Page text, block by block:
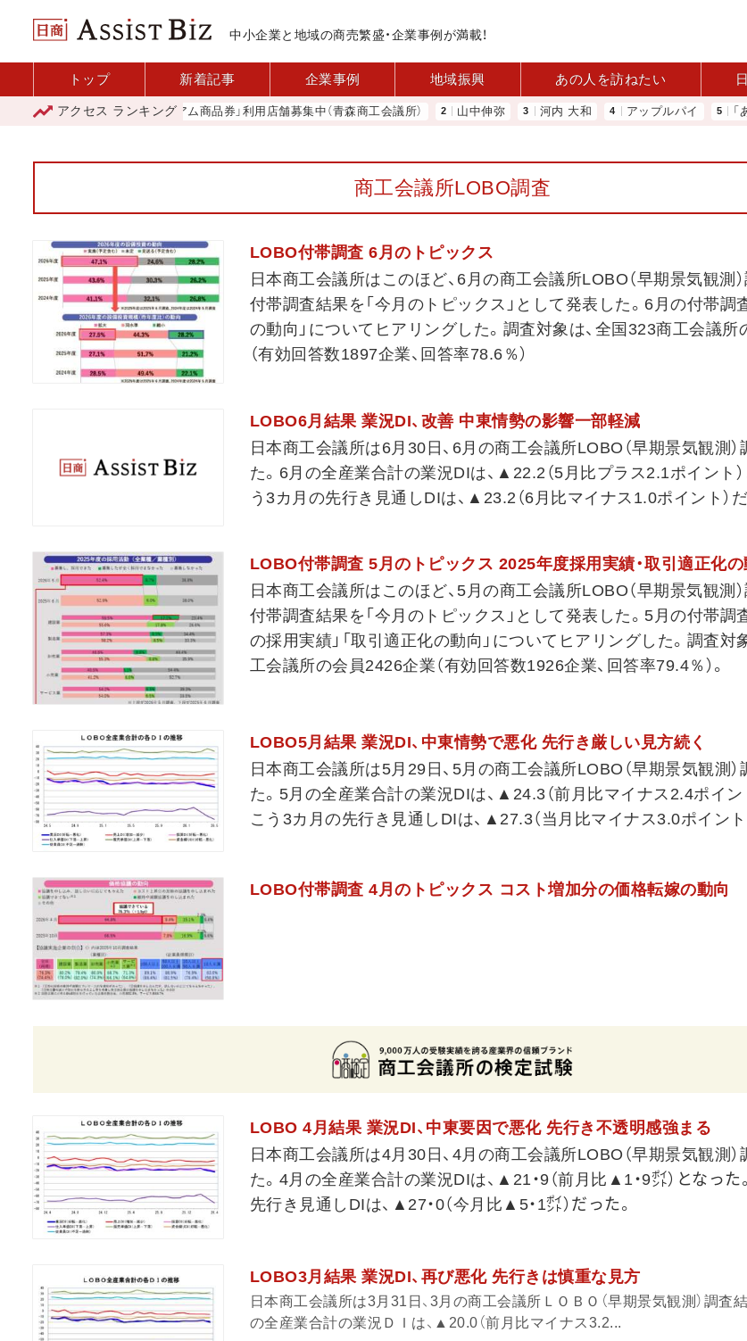
中小企業と地域の商売繁盛・企業事例が満載！
トップ 新着記事 企業事例 地域振興 あの人を訪ねたい
アクセス ランキング
「青森市プレミアム商品券」利用店舗募集中（青森商工会議所） 山中伸弥 河内 大和 アップルパイ 「あったら
商工会議所LOBO調査
LOBO付帯調査 6月のトピックス
日本商工会議所はこのほど、6月の商工会議所LOBO（早期景気観測
付帯調査結果を「今月のトピックス」として発表した。6月の付帯調
の動向」についてヒアリングした。調査対象は、全国323商工会議
（有効回答数1897企業、回答率78.6％）
LOBO6月結果 業況DI、改善 中東情勢の影響一部軽減
日本商工会議所は6月30日、6月の商工会議所LOBO（早期景気観測
た。6月の全産業合計の業況DIは、▲22.2（5月比プラス2.1ポイント）
う3カ月の先行き見通しDIは、▲23.2（6月比マイナス1.0ポイント）だ
LOBO付帯調査 5月のトピックス 2025年度採用実績・取引適正化の
日本商工会議所はこのほど、5月の商工会議所LOBO（早期景気観測
付帯調査結果を「今月のトピックス」として発表した。5月の付帯調
の採用実績」「取引適正化の動向」についてヒアリングした。調査対
工会議所の会員2426企業（有効回答数1926企業、回答率79.4％）。
LOBO5月結果 業況DI、中東情勢で悪化 先行き厳しい見方続く
日本商工会議所は5月29日、5月の商工会議所LOBO（早期景気観測
た。5月の全産業合計の業況DIは、▲24.3（前月比マイナス2.4ポイン
こう3カ月の先行き見通しDIは、▲27.3（当月比マイナス3.0ポイント
LOBO付帯調査 4月のトピックス コスト増加分の価格転嫁の動向
LOBO 4月結果 業況DI、中東要因で悪化 先行き不透明感強まる
日本商工会議所は4月30日、4月の商工会議所LOBO（早期景気観測
た。4月の全産業合計の業況DIは、▲21・9（前月比▲1・9㌽）となっ
先行き見通しDIは、▲27・0（今月比▲5・1㌽）だった。
LOBO3月結果 業況DI、再び悪化 先行きは慎重な見方
日本商工会議所は3月31日、3月の商工会議所ＬＯＢＯ（早期景気観測）調査
の全産業合計の業況ＤＩは、▲20.0（前月比マイナス3.2...